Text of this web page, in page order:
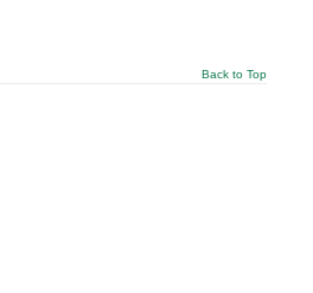
Back to Top